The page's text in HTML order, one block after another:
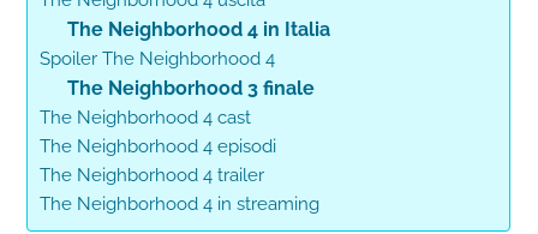
The Neighborhood 4 in Italia
Spoiler The Neighborhood 4
The Neighborhood 3 finale
The Neighborhood 4 cast
The Neighborhood 4 episodi
The Neighborhood 4 trailer
The Neighborhood 4 in streaming